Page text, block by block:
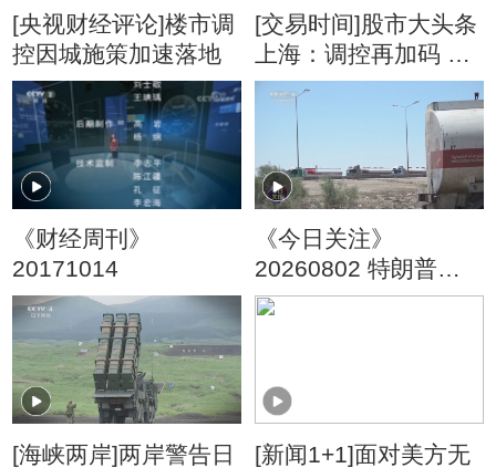
[央视财经评论]楼市调
控因城施策加速落地
[交易时间]股市大头条
上海：调控再加码 二
手房持续降温
《财经周刊》
20171014
《今日关注》
20260802 特朗普叫
停“最大规模”打击 伊
[海峡两岸]两岸警告日
[新闻1+1]面对美方无